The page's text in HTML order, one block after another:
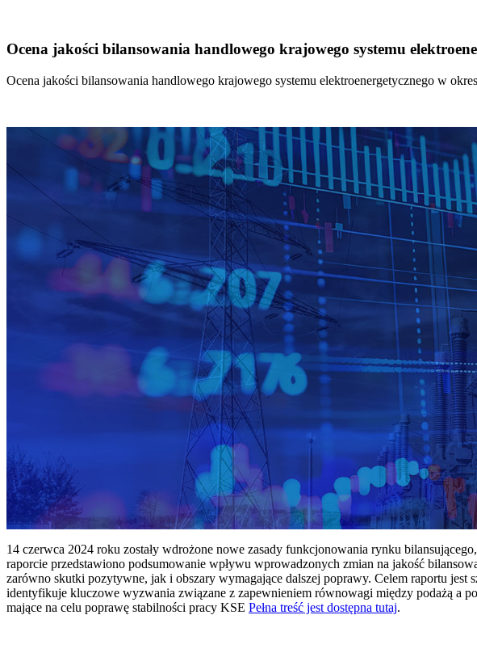
Ocena jakości bilansowania handlowego krajowego systemu
Ocena jakości bilansowania handlowego krajowego systemu elektroenergetycznego w
14 czerwca 2024 roku zostały wdrożone nowe zasady funkcjonowania rynku
raporcie przedstawiono podsumowanie wpływu wprowadzonych zmian na jakość
zarówno skutki pozytywne, jak i obszary wymagające dalszej poprawy. Celem raportu
identyfikuje kluczowe wyzwania związane z zapewnieniem równowagi między podażą a
mające na celu poprawę stabilności pracy KSE Pełna treść jest dostępna tutaj.